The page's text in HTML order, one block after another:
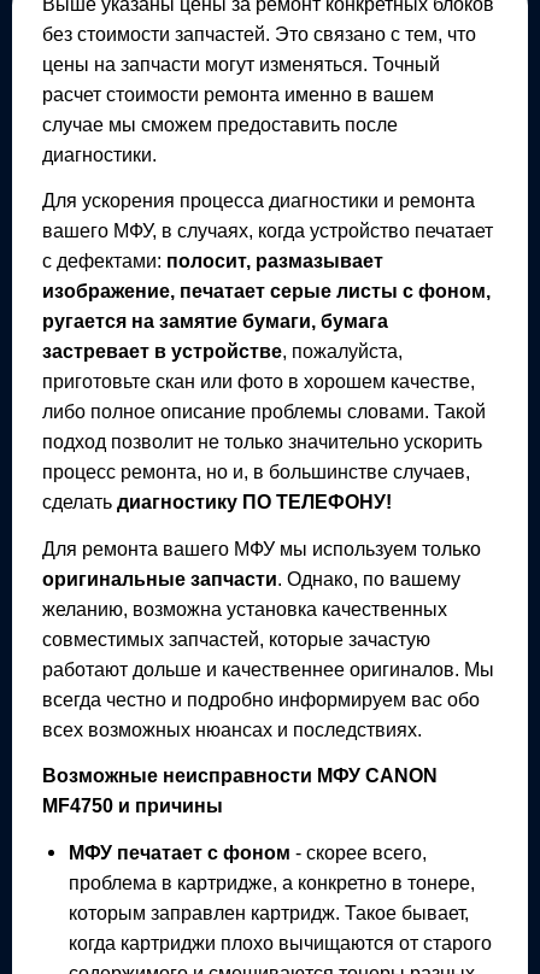
без стоимости запчастей. Это связано с тем, что
цены на запчасти могут изменяться. Точный
расчет стоимости ремонта именно в вашем
случае мы сможем предоставить после
диагностики.
Для ускорения процесса диагностики и ремонта
вашего МФУ, в случаях, когда устройство печатает
с дефектами: полосит, размазывает
изображение, печатает серые листы с фоном,
ругается на замятие бумаги, бумага
застревает в устройстве, пожалуйста,
приготовьте скан или фото в хорошем качестве,
либо полное описание проблемы словами. Такой
подход позволит не только значительно ускорить
процесс ремонта, но и, в большинстве случаев,
сделать диагностику ПО ТЕЛЕФОНУ!
Для ремонта вашего МФУмы используем только
оригинальные запчасти. Однако, по вашему
желанию, возможна установка качественных
совместимых запчастей, которые зачастую
работают дольше и качественнее оригиналов. Мы
всегда честно и подробно информируем вас обо
всех возможных нюансах и последствиях.
Возможные неисправности МФУ CANON
MF4750и причины
МФУ печатает с фоном - скорее всего,
проблема в картридже, а конкретно в тонере,
которым заправлен картридж. Такое бывает,
когда картриджи плохо вычищаются от старого